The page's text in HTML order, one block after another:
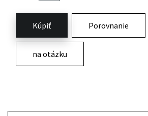
Kúpiť Porovnanie
na otázku